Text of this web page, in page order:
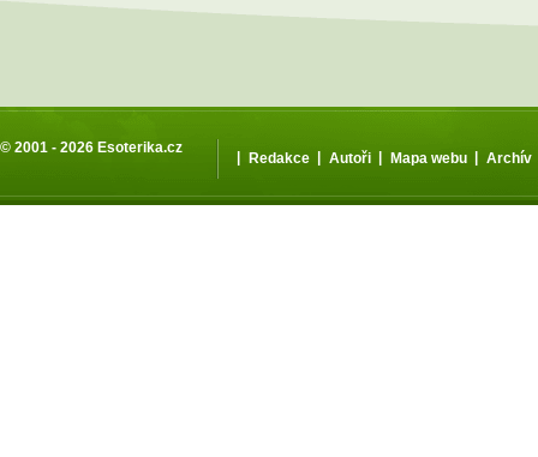
© 2001 - 2026 Esoterika.cz
| Redakce | Autoři | Mapa webu | Archív